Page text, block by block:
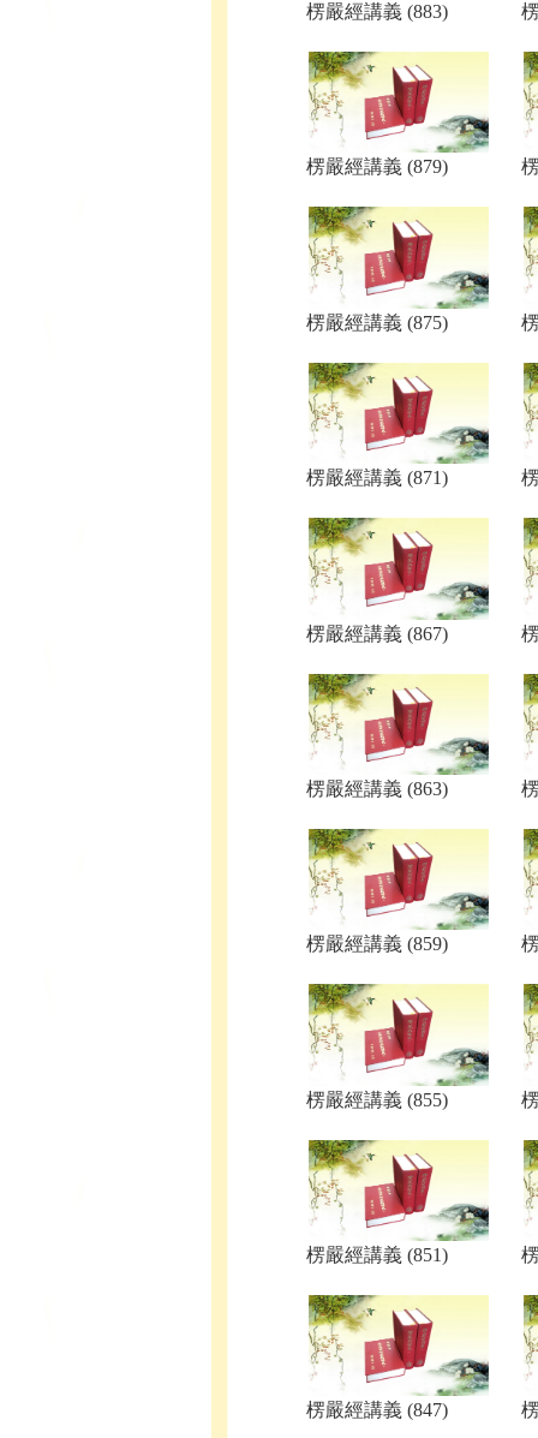
楞嚴經講義 (883)
楞嚴經講義 (879)
楞嚴經講義 (875)
楞嚴經講義 (871)
楞嚴經講義 (867)
楞嚴經講義 (863)
楞嚴經講義 (859)
楞嚴經講義 (855)
楞嚴經講義 (851)
楞嚴經講義 (847)